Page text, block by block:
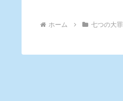
ホーム 七つの大罪